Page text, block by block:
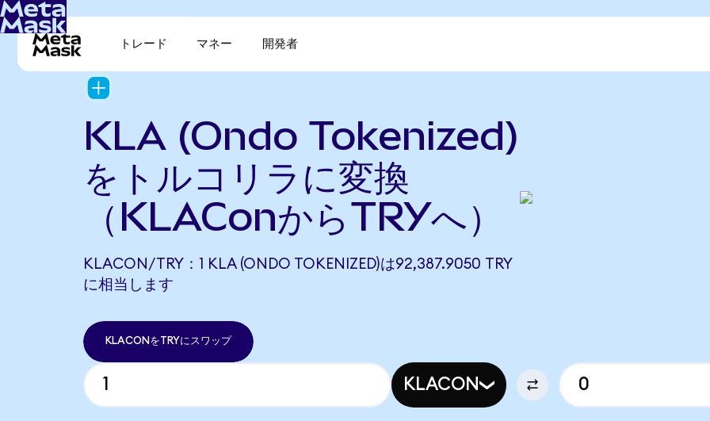
トレード マネー 開発者
KLA (Ondo Tokenized)
をトルコリラに変換
（KLAConからTRYへ）
KLACON/TRY：1 KLA (ONDO TOKENIZED)は92,387.9050 TRY
に相当します
KLACONをTRYにスワップ
KLACON